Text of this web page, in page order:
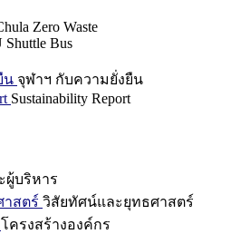
Zero Waste
Shuttle Bus
น จุฬาฯ กับความยั่งยืน
Sustainability Report
บริหาร
สตร์ วิสัยทัศน์และยุทธศาสตร์
โครงสร้างองค์กร